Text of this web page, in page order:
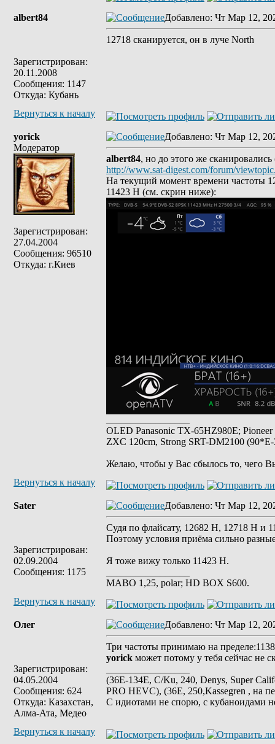
albert84
Зарегистрирован:
20.11.2008
Сообщения: 1147
Откуда: Кубань
Добавлено: Чт Мар 12,
12718 cканируется, он в луче North
Вернуться к началу
yorick
Модератор
Зарегистрирован:
27.04.2004
Сообщения: 96510
Откуда: г.Киев
Добавлено: Чт Мар 12,
albert84, но до этого же
http://www.sat-digest.com/forum/
На текущий момент времени частоты
11423 Н (см. скрин ниже):
OLED Panasonic TX-65HZ980E;
ZXC 120cm, Strong SRT-DM2100
Желаю, чтобы у Вас сбылось то, чего
Вернуться к началу
Sater
Зарегистрирован:
02.09.2004
Сообщения: 1175
Добавлено: Чт Мар 12,
Судя по флайсату, 12682 Н, 12718 Н и
Поэтому условия приёма сильно
Я тоже вижу только 11423 Н.
MABO 1,25, polar; HD BOX S600.
Вернуться к началу
Олег
Зарегистрирован:
04.05.2004
Сообщения: 624
Откуда: Казахстан,
Алма-Ата, Медео
Добавлено: Чт Мар 12,
Три частоты принимаю на
yorick может потому у тебя сейчас не
(36E-134E, C/Ku, 240, Denys, Super
PRO HEVC), (36E, 250,Kassegren , на
С идиотами не спорю, с кубаноидами
Вернуться к началу